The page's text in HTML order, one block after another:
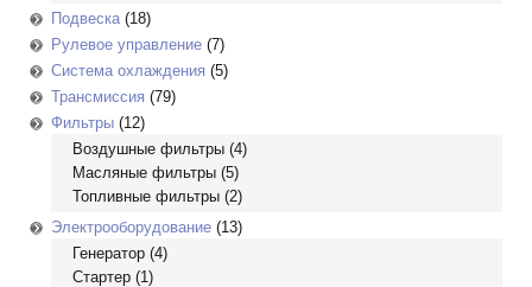
Подвеска(18)
Рулевое управление (7)
Система охлаждения (5)
Трансмиссия (79)
Фильтры (12)
Воздушные фильтры (4)
Масляные фильтры (5)
Топливные фильтры (2)
Электрооборудование (13)
Генератор (4)
Стартер (1)